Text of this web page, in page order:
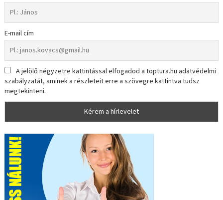
E-mail cím
A jelölő négyzetre kattintással elfogadod a toptura.hu adatvédelmi
szabályzatát, aminek a részleteit erre a szövegre kattintva tudsz
megtekinteni.